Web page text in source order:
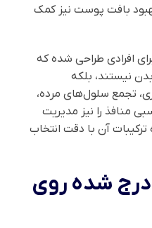
بافت پوست نیز کمک
افرادی طراحی شده که
نیستند، بلکه
تجمع سلول‌های مرده،
را نیز مدیریت
آن با دقت انتخاب
شده روی